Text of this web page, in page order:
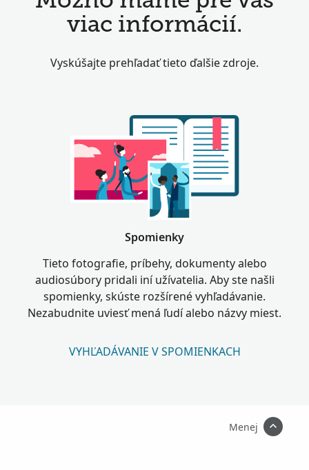
viac informácií.
Vyskúšajte prehľadať tieto ďalšie zdroje.
Spomienky
Tieto fotografie, príbehy, dokumenty alebo
audiosúbory pridali iní užívatelia. Aby ste našli
spomienky, skúste rozšírené vyhľadávanie.
Nezabudnite uviesť mená ľudí alebo názvy miest.
VYHĽADÁVANIE V SPOMIENKACH
Menej